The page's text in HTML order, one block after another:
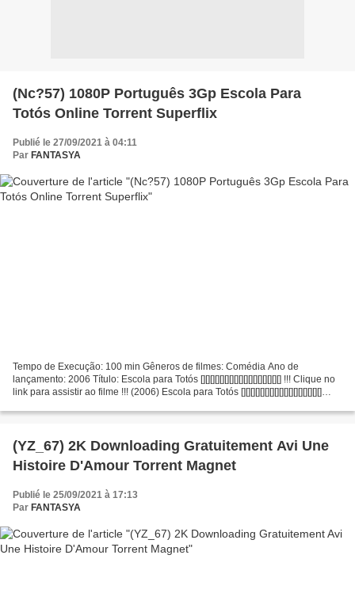
(Nc?57) 1080P Português 3Gp Escola Para
Totós Online Torrent Superflix
Publié le 27/09/2021 à 04:11
Par FANTASYA
Tempo de Execução: 100 min Gêneros de filmes: Comédia Ano de
lançamento: 2006 Título: Escola para Totós [][][][][][][][][][][][][][][][][] !!! Clique no
link para assistir ao filme !!! (2006) Escola para Totós [][][][][][][][][][][][][][][][][]
(YZ_67) 2K Downloading Gratuitement Avi Une
Histoire D'Amour Torrent Magnet
Publié le 25/09/2021 à 17:13
Par FANTASYA